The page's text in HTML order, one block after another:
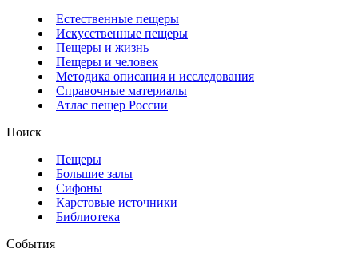
Естественные пещеры
Искусственные пещеры
Пещеры и жизнь
Пещеры и человек
Методика описания и исследования
Справочные материалы
Атлас пещер России
Поиск
Пещеры
Большие залы
Сифоны
Карстовые источники
Библиотека
События